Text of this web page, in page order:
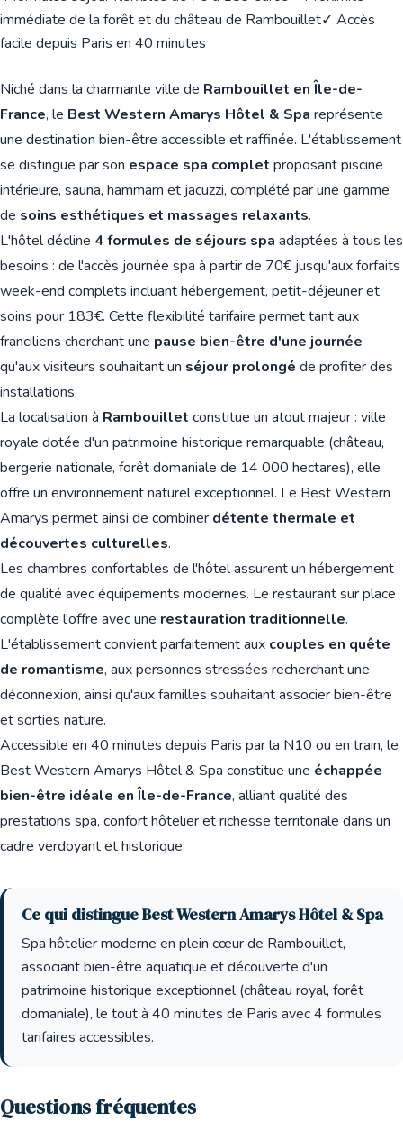
immédiate de la forêt et du château de Rambouillet✓ Accès
facile depuis Paris en 40 minutes
Niché dans la charmante ville de Rambouillet en Île-de-
France, le Best Western Amarys Hôtel & Spa représente
une destination bien-être accessible et raffinée. L'établissement
se distingue par son espace spa complet proposant piscine
intérieure, sauna, hammam et jacuzzi, complété par une gamme
de soins esthétiques et massages relaxants.
L'hôtel décline 4 formules de séjours spa adaptées à tous les
besoins : de l'accès journée spa à partir de 70€ jusqu'aux forfaits
week-end complets incluant hébergement, petit-déjeuner et
soins pour 183€. Cette flexibilité tarifaire permet tant aux
franciliens cherchant une pause bien-être d'une journée
qu'aux visiteurs souhaitant un séjour prolongé de profiter des
installations.
La localisation à Rambouillet constitue un atout majeur : ville
royale dotée d'un patrimoine historique remarquable (château,
bergerie nationale, forêt domaniale de 14 000 hectares), elle
offre un environnement naturel exceptionnel. Le Best Western
Amarys permet ainsi de combiner détente thermale et
découvertes culturelles.
Les chambres confortables de l'hôtel assurent un hébergement
de qualité avec équipements modernes. Le restaurant sur place
complète l'offre avec une restauration traditionnelle.
L'établissement convient parfaitement aux couples en quête
de romantisme, aux personnes stressées recherchant une
déconnexion, ainsi qu'aux familles souhaitant associer bien-être
et sorties nature.
Accessible en 40 minutes depuis Paris par la N10 ou en train, le
Best Western Amarys Hôtel & Spa constitue une échappée
bien-être idéale en Île-de-France, alliant qualité des
prestations spa, confort hôtelier et richesse territoriale dans un
cadre verdoyant et historique.
Ce qui distingue Best Western Amarys Hôtel & Spa
Spa hôtelier moderne en plein cœur de Rambouillet,
associant bien-être aquatique et découverte d'un
patrimoine historique exceptionnel (château royal, forêt
domaniale), le tout à 40 minutes de Paris avec 4 formules
tarifaires accessibles.
Questions fréquentes